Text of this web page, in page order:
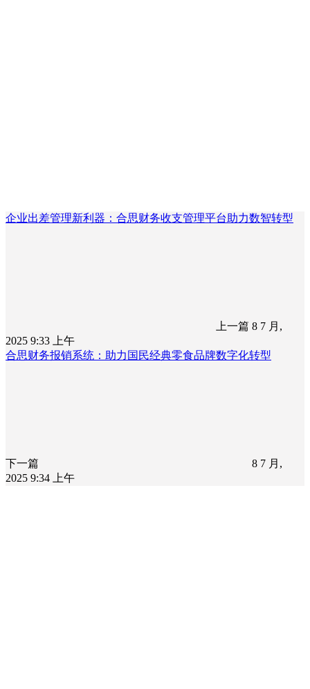
企业出差管理新利器：合思财务收支管理平台助力数智转型
上一篇 8 7 月,
2025 9:33 上午
合思财务报销系统：助力国民经典零食品牌数字化转型
下一篇
8 7 月,
2025 9:34 上午